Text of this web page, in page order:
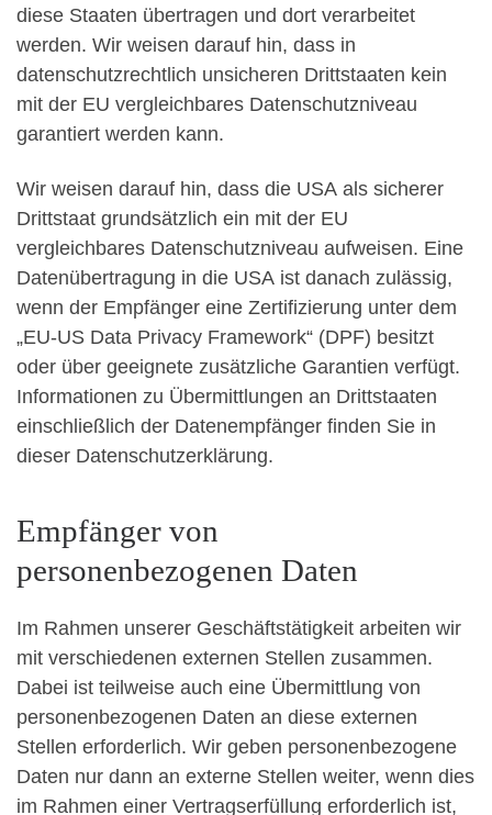
diese Staaten übertragen und dort verarbeitet
werden. Wir weisen darauf hin, dass in
datenschutzrechtlich unsicheren Drittstaaten kein
mit der EU vergleichbares Datenschutzniveau
garantiert werden kann.
Wir weisen darauf hin, dass die USA als sicherer
Drittstaat grundsätzlich ein mit der EU
vergleichbares Datenschutzniveau aufweisen. Eine
Datenübertragung in die USA ist danach zulässig,
wenn der Empfänger eine Zertifizierung unter dem
„EU-US Data Privacy Framework“ (DPF) besitzt
oder über geeignete zusätzliche Garantien verfügt.
Informationen zu Übermittlungen an Drittstaaten
einschließlich der Datenempfänger finden Sie in
dieser Datenschutzerklärung.
Empfänger von
personenbezogenen Daten
Im Rahmen unserer Geschäftstätigkeit arbeiten wir
mit verschiedenen externen Stellen zusammen.
Dabei ist teilweise auch eine Übermittlung von
personenbezogenen Daten an diese externen
Stellen erforderlich. Wir geben personenbezogene
Daten nur dann an externe Stellen weiter, wenn dies
im Rahmen einer Vertragserfüllung erforderlich ist,